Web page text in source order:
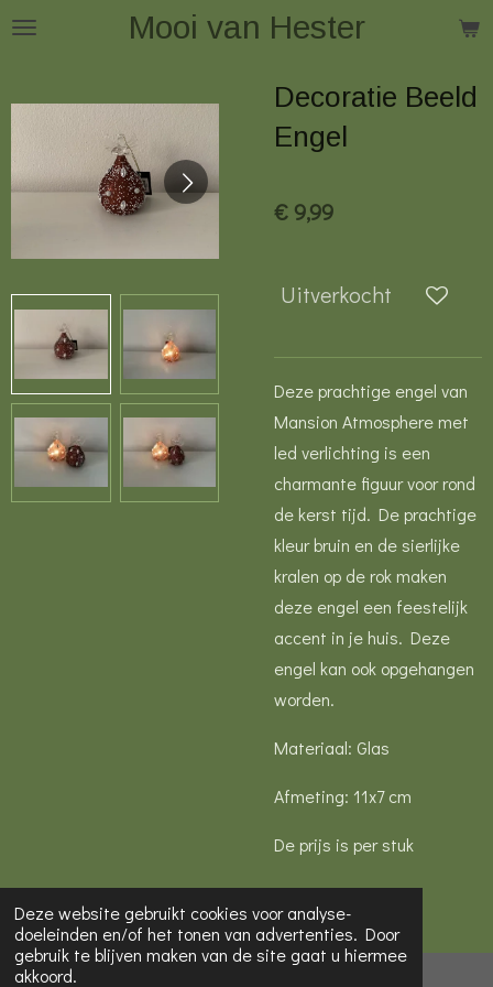
Deze website gebruikt cookies voor analyse-
doeleinden en/of het tonen van advertenties. Door
gebruik te blijven maken van de site gaat u hiermee
akkoord.
Ga
hoofdinhoud
Mooi van Hester
Decoratie Beeld
Engel
€ 9,99
Uitverkocht
Deze prachtige engel van
Mansion Atmosphere met
led verlichting is een
charmante figuur voor rond
de kerst tijd. De prachtige
kleur bruin en de sierlijke
kralen op de rok maken
deze engel een feestelijk
accent in je huis. Deze
engel kan ook opgehangen
worden.
Materiaal: Glas
Afmeting: 11x7 cm
De prijs is per stuk